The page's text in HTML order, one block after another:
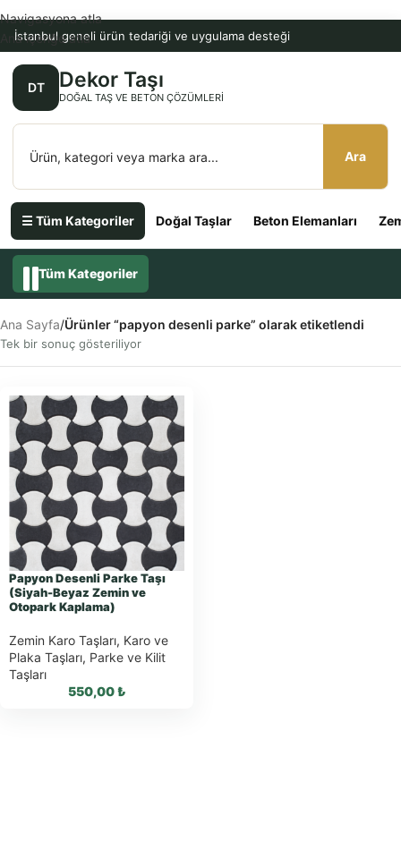
İstanbul geneli ürün tedariği ve uygulama desteği
DT Dekor Taşı
DOĞAL TAŞ VE BETON ÇÖZÜMLERI
Ara
☰ Tüm Kategoriler Doğal Taşlar Beton Elemanları
Navigasyona atla
Ana içeriğe atla
Tüm Kategoriler
Ana Sayfa/Ürünler “papyon desenli parke” olarak etiketlendi
Tek bir sonuç gösteriliyor
Papyon Desenli Parke Taşı
(Siyah-Beyaz Zemin ve
Otopark Kaplama)
Zemin Karo Taşları, Karo ve
Plaka Taşları, Parke ve Kilit
Taşları
550,00₺